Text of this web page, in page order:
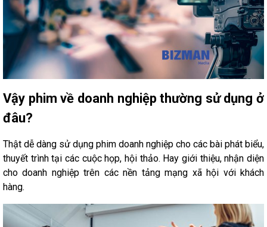
Vậy phim về doanh nghiệp thường sử dụng ở
đâu?
Thật dễ dàng sử dụng phim doanh nghiệp cho các bài phát biểu,
thuyết trình tại các cuộc họp, hội thảo. Hay giới thiệu, nhận diện
cho doanh nghiệp trên các nền tảng mạng xã hội với khách
hàng.